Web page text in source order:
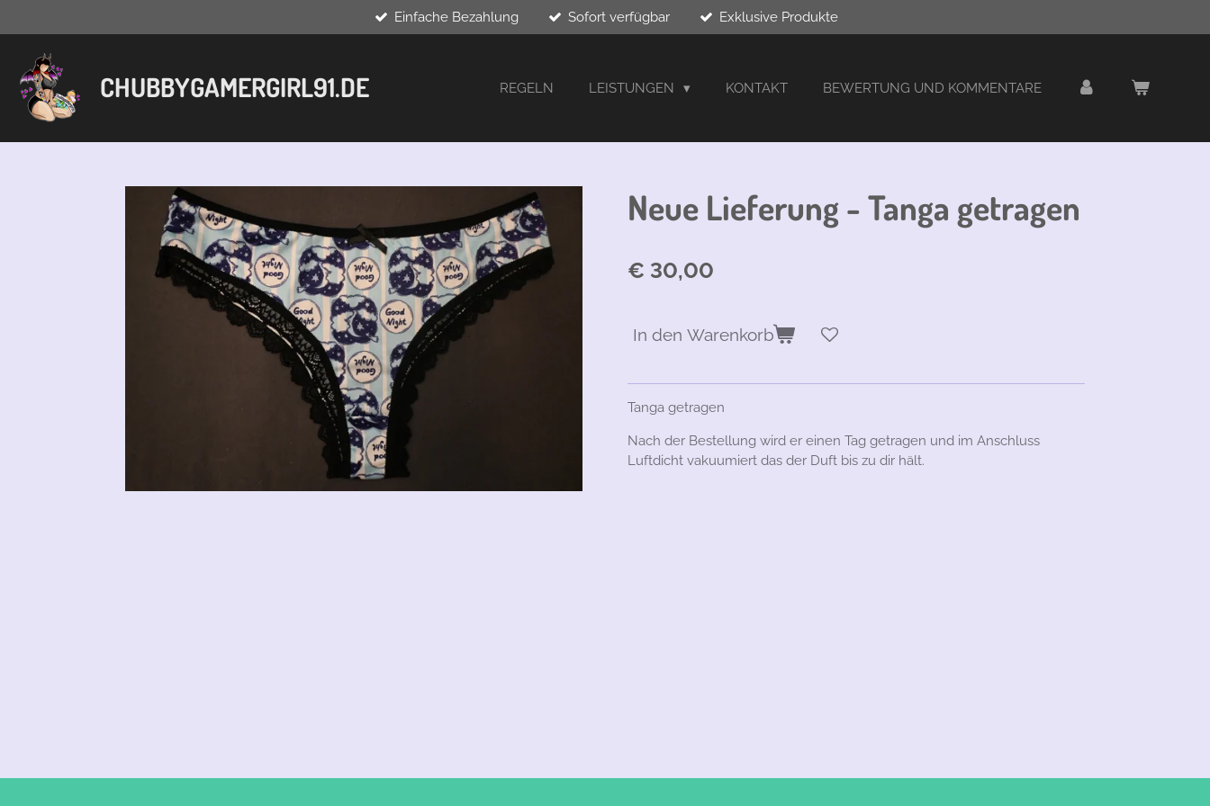
Hauptinhalt
springen
Einfache Bezahlung Sofort verfügbar Exklusive Produkte
CHUBBYGAMERGIRL91.DE REGELN LEISTUNGEN KONTAKT BEWERTUNG UND KOMMENTARE
Neue Lieferung - Tanga getragen
€ 30,00
In den Warenkorb
Tanga getragen
Nach der Bestellung wird er einen Tag getragen und im Anschluss
Luftdicht vakuumiert das der Duft bis zu dir hält.